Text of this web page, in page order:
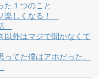
た１つのこと
楽しくなる！
以外はマジで聞かなくて
てた僕はアホだった。